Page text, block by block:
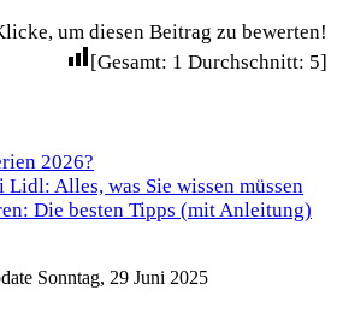
um diesen Beitrag zu bewerten!
[Gesamt: 1 Durchschnitt: 5]
2026?
Lidl: Alles, was Sie wissen müssen
Die besten Tipps (mit Anleitung)
Sonntag, 29 Juni 2025